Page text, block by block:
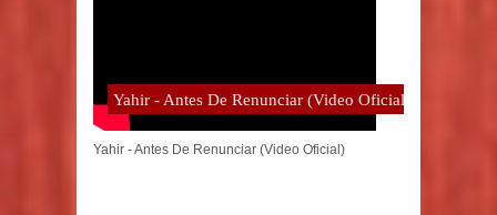
Yahir - Antes De Renunciar (Video Oficial)
Yahir - Antes De Renunciar (Video Oficial)